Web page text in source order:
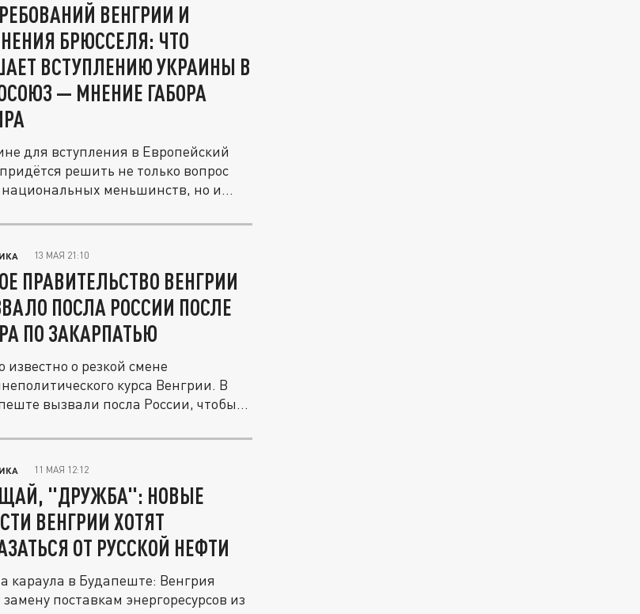
ВЕНГРИИ И
БРЮССЕЛЯ: ЧТО
ВСТУПЛЕНИЮ УКРАИНЫ В
— МНЕНИЕ ГАБОРА
для вступления в Европейский
решить не только вопрос
меньшинств, но и...
13 МАЯ 21:10
ПРАВИТЕЛЬСТВО ВЕНГРИИ
ПОСЛА РОССИИ ПОСЛЕ
ПО ЗАКАРПАТЬЮ
известно о резкой смене
курса Венгрии. В
вызвали посла России, чтобы...
11 МАЯ 12:12
"ДРУЖБА": НОВЫЕ
ВЕНГРИИ ХОТЯТ
ОТ РУССКОЙ НЕФТИ
караула в Будапеште: Венгрия
поставкам энергоресурсов из